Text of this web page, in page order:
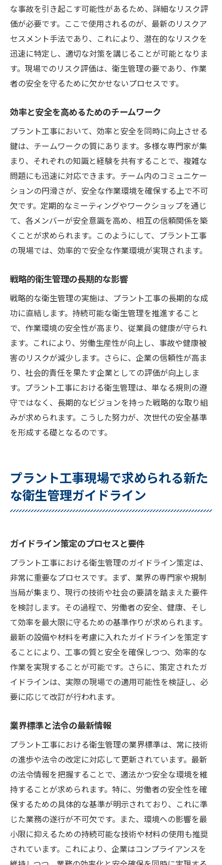
な事故を引き起こす可能性があるため、詳細なリスク評
価が必要です。ここで使用されるのが、最新のリスクア
セスメント手法であり、これにより、潜在的なリスクを
迅速に特定し、適切な対策を講じることが可能となりま
す。現場でのリスク評価は、衛生管理の要であり、作業
者の安全を守るために欠かせないプロセスです。
効率と安全を高めるためのチームワーク
プラント工事において、効率と安全を同時に向上させる
鍵は、チームワークの質にあります。多様な専門家が集
まり、それぞれの知識と経験を共有することで、複雑な
問題にも迅速に対応できます。チーム内のコミュニケー
ションの円滑さが、安全な作業環境を確保する上で不可
欠です。定期的なミーティングやワークショップを通じ
て、各メンバーが安全意識を高め、相互の信頼関係を築
くことが求められます。このようにして、プラント工事
の現場では、効率的で安全な作業環境が実現されます。
戦略的衛生管理の長期的な影響
戦略的な衛生管理の実施は、プラント工事の長期的な成
功に直結します。持続可能な衛生管理を推進すること
で、作業環境の安全性が高まり、従業員の健康が守られ
ます。これにより、労働生産性が向上し、事故や健康被
害のリスクが減少します。さらに、企業の信頼性が高ま
り、社会的責任を果たす企業としての評価が向上しま
す。プラント工事における衛生管理は、単なる規則の遵
守ではなく、長期的なビジョンを持った戦略的な取り組
みが求められます。こうした努力が、次世代の安全基準
を形成する礎となるのです。
プラント工事現場で求められる新た
な衛生管理ガイドライン
ガイドライン策定のプロセスと要件
プラント工事における衛生管理のガイドライン策定は、
非常に重要なプロセスです。まず、業界の専門家や規制
当局が集まり、現行の技術や社会の要請を踏まえた要件
を検討します。その過程で、労働者の安全、健康、そし
て効率を最大限に守るための基準作りが求められます。
最新の設備や材料を考慮に入れたガイドラインを策定す
ることにより、工事の質と安全を確保しつつ、効率的な
作業を実現することが可能です。さらに、策定されたガ
イドラインは、実際の現場での適用可能性を検証し、必
要に応じて改訂が行われます。
業界標準と法令の最新情報
プラント工事における衛生管理の業界標準は、常に技術
の進歩や法令の改定に対応して更新されています。最新
の法令情報を把握することで、適法かつ安全な環境を維
持することが求められます。特に、労働者の安全性を確
保するための具体的な基準が明示されており、これに準
じた業務の遂行が不可欠です。また、環境への影響を最
小限に抑えるための持続可能な技術や材料の使用も推奨
されています。これにより、企業はコンプライアンスを